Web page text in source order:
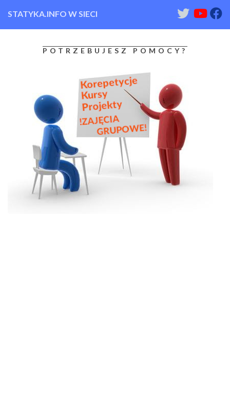
STATYKA.INFO W SIECI
POTRZEBUJESZ POMOCY?